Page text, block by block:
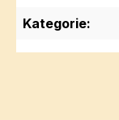
Kategorie: